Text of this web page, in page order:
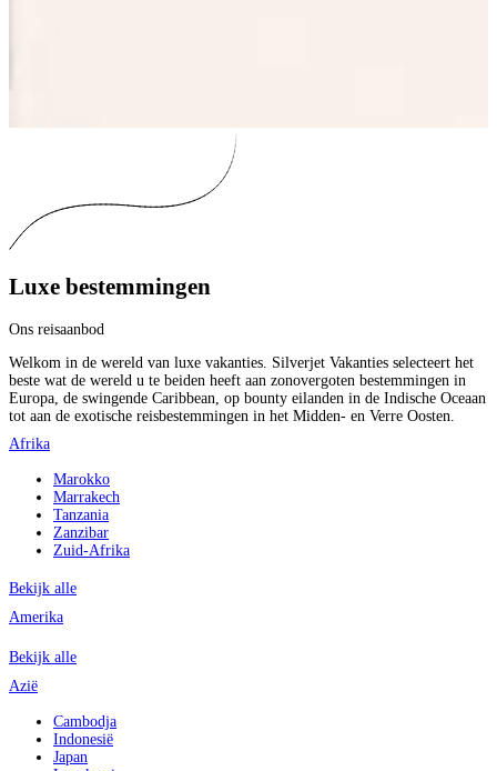
Luxe bestemmingen
Ons reisaanbod
Welkom in de wereld van luxe vakanties. Silverjet Vakanties selecteert het
beste wat de wereld u te beiden heeft aan zonovergoten bestemmingen in
Europa, de swingende Caribbean, op bounty eilanden in de Indische Oceaan
tot aan de exotische reisbestemmingen in het Midden- en Verre Oosten.
Afrika
Marokko
Marrakech
Tanzania
Zanzibar
Zuid-Afrika
Bekijk alle
Amerika
Bekijk alle
Azië
Cambodja
Indonesië
Japan